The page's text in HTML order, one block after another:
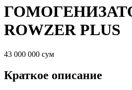
ROWZER PLUS
43 000 000 сум
Краткое описание